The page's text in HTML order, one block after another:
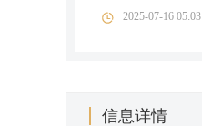
2025-07-16
信息详情